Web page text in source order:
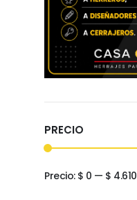
PRECIO
Precio: $ 0 — $ 4.610